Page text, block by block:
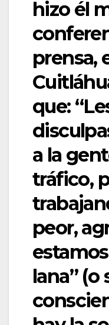
hizo él
prensa,
que:
a la
tráfico,
peor,
lana” (o